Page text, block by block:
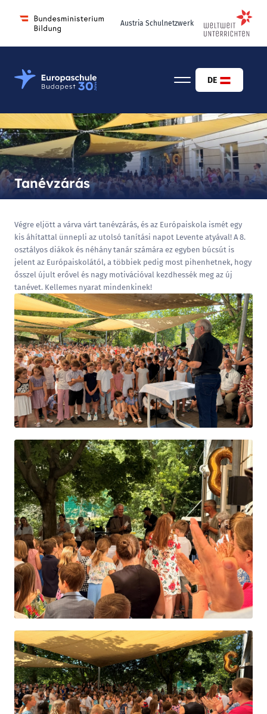
Austria Schulnetzwerk
Osztrák-Magyar Európaiskola Budapest DE
Tanévzárás
Végre eljött a várva várt tanévzárás, és az Európaiskola ismét egy
kis áhítattal ünnepli az utolsó tanítási napot Levente atyával! A 8.
osztályos diákok és néhány tanár számára ez egyben búcsút is
jelent az Európaiskolától, a többiek pedig most pihenhetnek, hogy
ősszel újult erővel és nagy motivációval kezdhessék meg az új
tanévet. Kellemes nyarat mindenkinek!